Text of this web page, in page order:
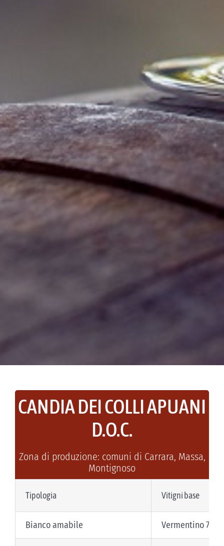
CANDIA DEI COLLI APUANI
D.O.C.
Zona di produzione: comuni di Carrara, Massa,
Montignoso
Tipologia Vitigni base
Bianco amabile Vermentino 70-